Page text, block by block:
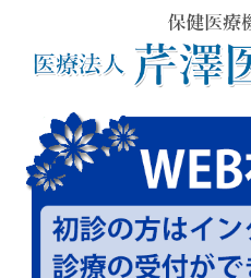
医師の紹介
診療のご案内
生活習慣病